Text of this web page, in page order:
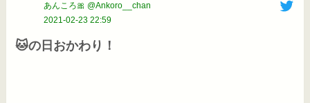
あんころ🎀 @Ankoro__chan
2021-02-23 22:59
🐱の日おかわり！